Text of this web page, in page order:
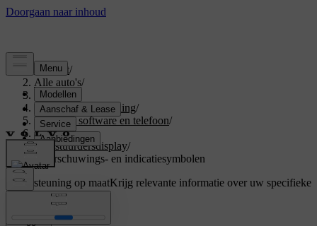
Support/
Alle auto's/
S60 2024
Gebruikershandleiding/
Displays, software en telefoon/
Displays/
Bestuurdersdisplay/
Waarschuwings- en indicatiesymbolen
Ondersteuning op maatKrijg relevante informatie over uw specifieke
auto.